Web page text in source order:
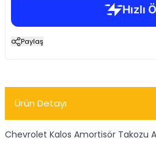
Paylaş
Ürün Detayı
Chevrolet Kalos Amortisör Takozu